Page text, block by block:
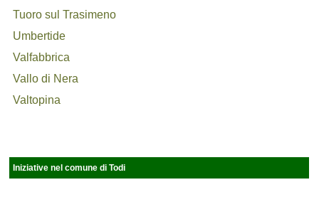
Tuoro sul Trasimeno
Umbertide
Valfabbrica
Vallo di Nera
Valtopina
Iniziative nel comune di Todi